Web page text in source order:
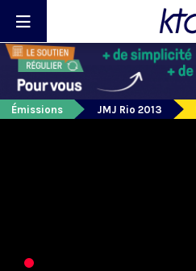
Émissions JMJ Rio 2013